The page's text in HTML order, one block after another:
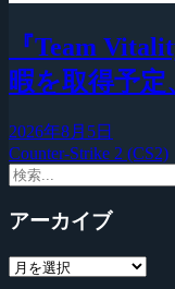
『Team
暇を取得予
2026年8月5日
Counter-Strike 2 (CS2)
アーカイブ